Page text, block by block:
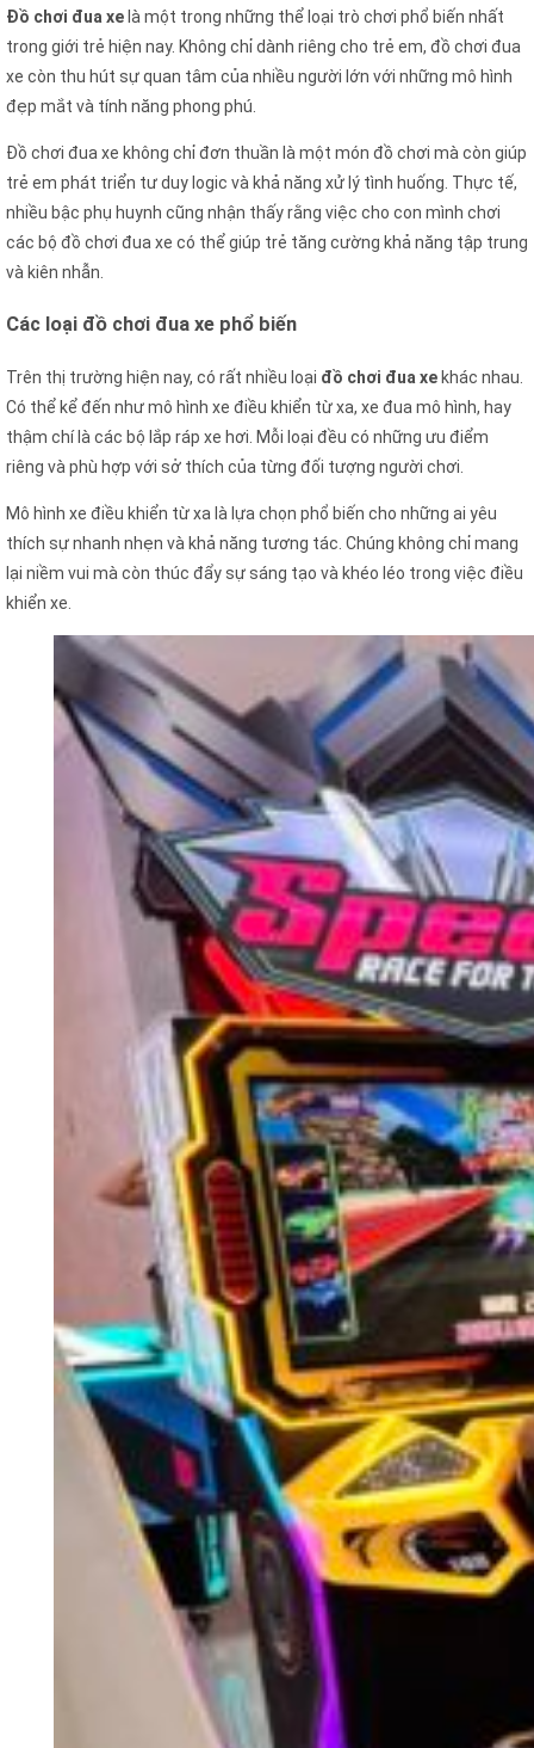
Đồ chơi đua xe là một trong những thể loại trò chơi phổ biến nhất
trong giới trẻ hiện nay. Không chỉ dành riêng cho trẻ em, đồ chơi đua
xe còn thu hút sự quan tâm của nhiều người lớn với những mô hình
đẹp mắt và tính năng phong phú.
Đồ chơi đua xe không chỉ đơn thuần là một món đồ chơi mà còn giúp
trẻ em phát triển tư duy logic và khả năng xử lý tình huống. Thực tế,
nhiều bậc phụ huynh cũng nhận thấy rằng việc cho con mình chơi
các bộ đồ chơi đua xe có thể giúp trẻ tăng cường khả năng tập trung
và kiên nhẫn.
Các loại đồ chơi đua xe phổ biến
Trên thị trường hiện nay, có rất nhiều loại đồ chơi đua xe khác nhau.
Có thể kể đến như mô hình xe điều khiển từ xa, xe đua mô hình, hay
thậm chí là các bộ lắp ráp xe hơi. Mỗi loại đều có những ưu điểm
riêng và phù hợp với sở thích của từng đối tượng người chơi.
Mô hình xe điều khiển từ xa là lựa chọn phổ biến cho những ai yêu
thích sự nhanh nhẹn và khả năng tương tác. Chúng không chỉ mang
lại niềm vui mà còn thúc đẩy sự sáng tạo và khéo léo trong việc điều
khiển xe.